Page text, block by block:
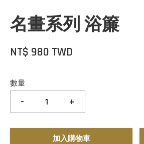
名畫系列 浴簾
NT$ 980 TWD
數量
- +
加入購物車